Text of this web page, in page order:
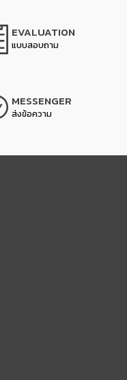
EVALUATION
แบบสอบถาม
MESSENGER
ส่งข้อความ